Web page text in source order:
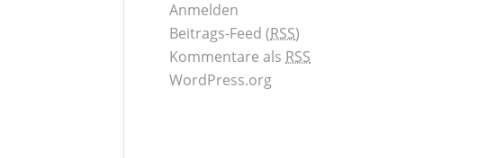
Anmelden
Beitrags-Feed (RSS)
Kommentare als RSS
WordPress.org